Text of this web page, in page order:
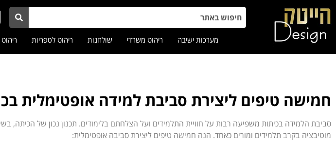
מערכות ישיבה ריהוט משרדי שולחנות ריהוט לספריות
חמישה טיפים ליצירת סביבת למידה אופטימלית
סביבת הלמידה בכיתות משפיעה רבות על חוויית התלמידים ועל הצלחתם בלימודים. תכנון נכון של הכיתה,
מוטיבציה בקרב תלמידים ומורים כאחד. הנה חמישה טיפים ליצירת סביבה אופטימלית: